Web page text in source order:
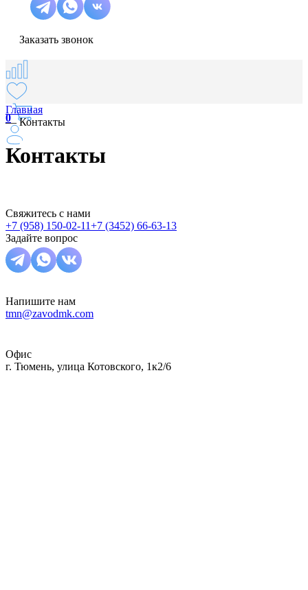
Заказать звонок
0
Главная
—Контакты
Контакты
Свяжитесь с нами
+7 (958) 150-02-11+7 (3452) 66-63-13
Задайте вопрос
Напишите нам
tmn@zavodmk.com
Офис
г. Тюмень, улица Котовского, 1к2/6